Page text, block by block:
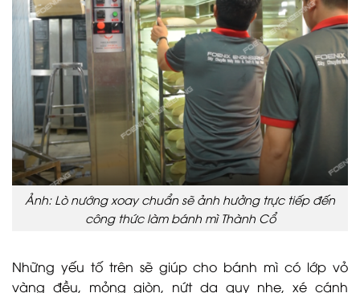
Ảnh: Lò nướng xoay chuẩn sẽ ảnh hưởng trực tiếp đến
công thức làm bánh mì Thành Cổ
Những yếu tố trên sẽ giúp cho bánh mì có lớp vỏ
vàng đều, mỏng giòn, nứt da quy nhẹ, xé cánh